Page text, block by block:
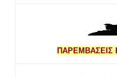
ΠΑΡΕΜΒΑΣΕΙΣ